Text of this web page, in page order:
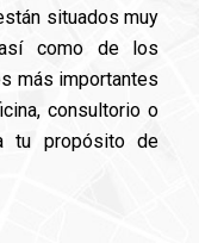
situados muy
como de los
más importantes
consultorio o
tu propósito de